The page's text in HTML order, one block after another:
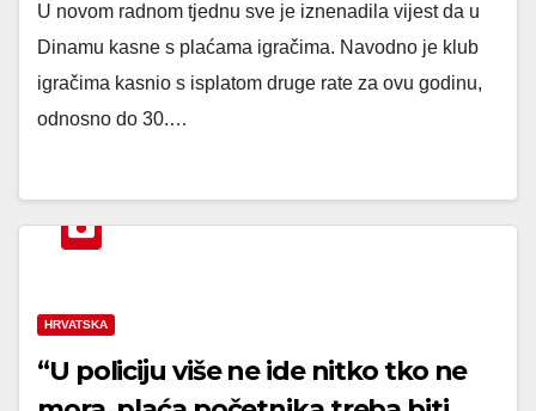
U novom radnom tjednu sve je iznenadila vijest da u
Dinamu kasne s plaćama igračima. Navodno je klub
igračima kasnio s isplatom druge rate za ovu godinu,
odnosno do 30.…
HRVATSKA
“U policiju više ne ide nitko tko ne